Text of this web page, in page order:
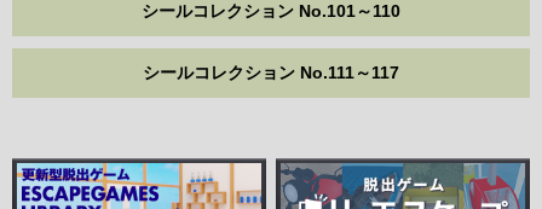
シールコレクション No.101～110
シールコレクション No.111～117